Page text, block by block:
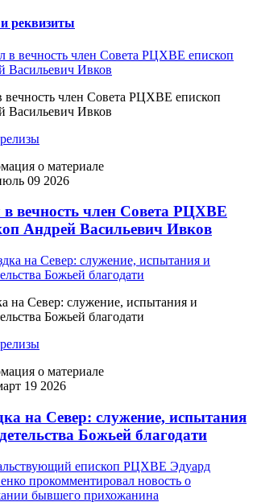
реквизиты
вечность член Совета РЦХВЕ епископ
Васильевич Ивков
о материале
09 2026
вечность член Совета РЦХВЕ
Андрей Васильевич Ивков
на Север: служение, испытания и
Божьей благодати
о материале
19 2026
на Север: служение, испытания
Божьей благодати